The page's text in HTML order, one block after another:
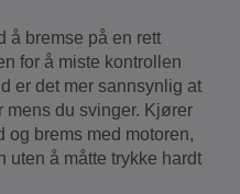
å bremse på en rett
for å miste kontrollen
er det mer sannsynlig at
mens du svinger. Kjører
og brems med motoren,
uten å måtte trykke hardt